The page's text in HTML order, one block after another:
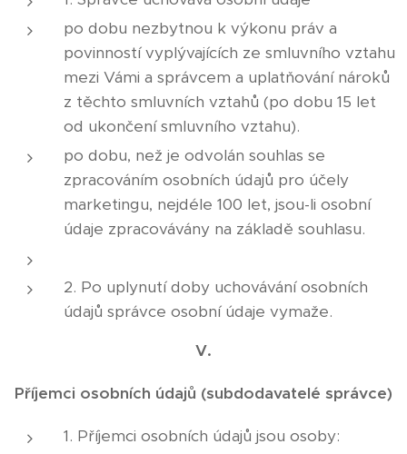
po dobu nezbytnou k výkonu práv a
povinností vyplývajících ze smluvního vztahu
mezi Vámi a správcem a uplatňování nároků
z těchto smluvních vztahů (po dobu 15 let
od ukončení smluvního vztahu).
po dobu, než je odvolán souhlas se
zpracováním osobních údajů pro účely
marketingu, nejdéle 100 let, jsou-li osobní
údaje zpracovávány na základě souhlasu.
2. Po uplynutí doby uchovávání osobních
údajů správce osobní údaje vymaže.
V.
Příjemci osobních údajů (subdodavatelé správce)
1. Příjemci osobních údajů jsou osoby: